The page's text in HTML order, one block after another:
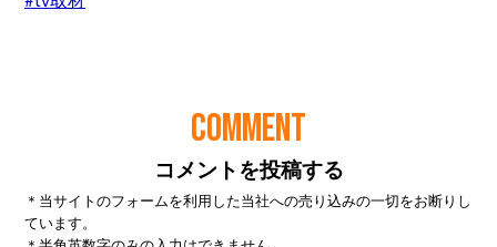
COMMENT
コメントを投稿する
＊当サイトのフォームを利用した当社への売り込みの一切をお断りし
ています。